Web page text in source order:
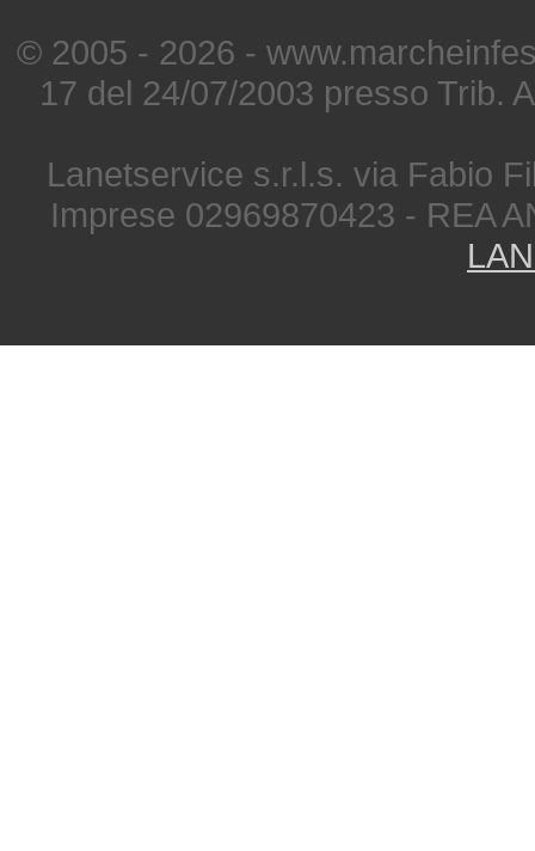
© 2005 - 2026 -
17 del 24/07/2003 presso Trib.
Lanetservice s.r.l.s. via Fabio
Imprese 02969870423 - REA